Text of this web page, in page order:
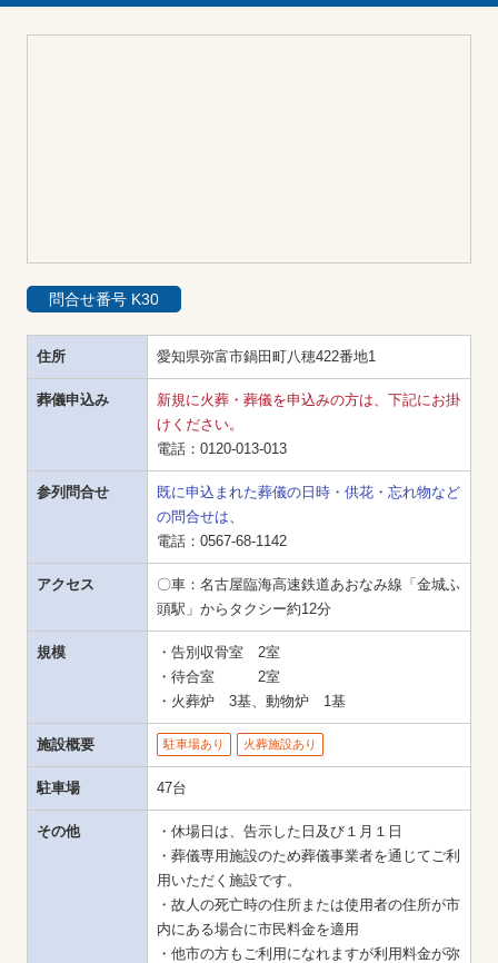
住所 愛知県弥富市鍋田町八穂422番地1
葬儀申込み
新規に火葬・葬儀を申込みの方は、下記にお掛
けください。
電話： 0120-013-013
参列問合せ
既に申込まれた葬儀の日時・供花・忘れ物など
の問合せは、
電話： 0567-68-1142
アクセス
〇車：名古屋臨海高速鉄道あおなみ線「金城ふ
頭駅」からタクシー約12分
規模
・告別収骨室　2室
・待合室　　　2室
・火葬炉　3基、動物炉　1基
施設概要 駐車場あり 火葬施設あり
駐車場 47台
その他
・休場日は、告示した日及び１月１日
・葬儀専用施設のため葬儀事業者を通じてご利
用いただく施設です。
・故人の死亡時の住所または使用者の住所が市
内にある場合に市民料金を適用
・他市の方もご利用になれますが利用料金が弥
問合せ番号 K30